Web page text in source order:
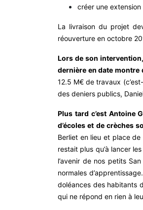
créer une
La livraison du projet
réouverture en octobre
Lors de son
dernière en date montre
12.5 M€ de travaux
des deniers publics,
Plus tard c’est Antoine
d’écoles et de crèches
Berliet en lieu et place de
restait plus qu’à lancer
l’avenir de nos petits
normales
doléances des habitants
qui ne répond en rien à